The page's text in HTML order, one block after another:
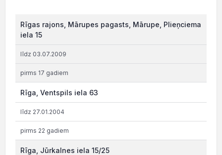
Rīgas rajons, Mārupes pagasts, Mārupe, Plieņciema
iela 15
līdz 03.07.2009
pirms 17 gadiem
Rīga, Ventspils iela 63
līdz 27.01.2004
pirms 22 gadiem
Rīga, Jūrkalnes iela 15/25